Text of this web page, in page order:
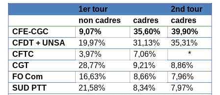
1er tour
2nd tour
non cadres
cadres
cadres
CFE-CGC
9,07% 35,60%
39,90%
CFDT + UNSA
19,97% 31,13%
35,31%
CFTC
3,97% 7,06%
*
CGT
28,77% 9,21%
8,86%
FO Com
16,63% 8,66%
7,96%
SUD PTT
21,58% 8,34%
7,97%